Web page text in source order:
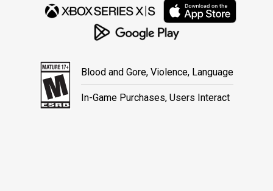
Blood and Gore, Violence, Language
In-Game Purchases, Users Interact